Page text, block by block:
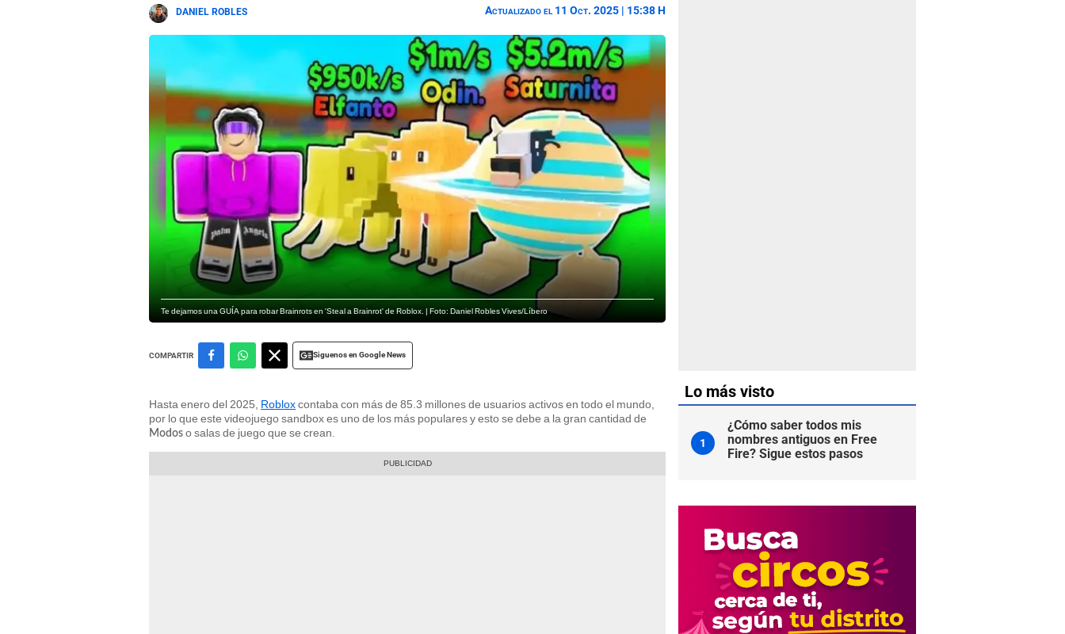
DANIEL ROBLES Actualizado el 11 Oct. 2025 | 15:38 H
Te dejamos una GUÍA para robar Brainrots en 'Steal a Brainrot' de Roblox. | Foto: Daniel Robles Vives/Líbero
COMPARTIR Siguenos en Google News
Hasta enero del 2025, Robloxcontaba con más de 85.3 millones de usuarios activos en todo el mundo,
por lo que este videojuego sandbox es uno de los más populares y esto se debe a la gran cantidad de
Modos o salas de juego que se crean.
Lo más visto
1
¿Cómo saber todos mis
nombres antiguos en Free
Fire? Sigue estos pasos